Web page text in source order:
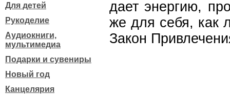
Для детей
Рукоделие
Аудиокниги,
мультимедиа
Подарки и сувениры
Новый год
Канцелярия
дает энергию,
же для себя, как
Закон